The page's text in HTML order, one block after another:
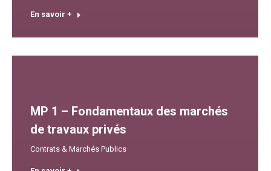
En savoir +
MP 1 – Fondamentaux des marchés
de travaux privés
Contrats & Marchés Publics